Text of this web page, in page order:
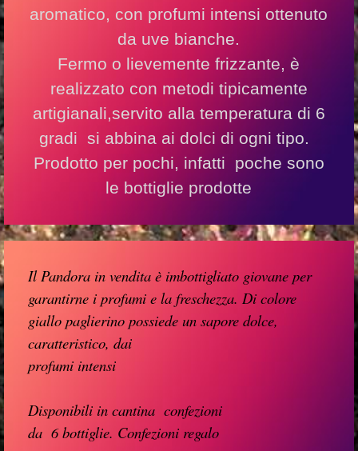
aromatico, con profumi intensi ottenuto
da uve bianche.
Fermo o lievemente frizzante, è
realizzato con metodi tipicamente
artigianali,servito alla temperatura di 6
gradi si abbina ai dolci di ogni tipo.
Prodotto per pochi, infatti poche sono
le bottiglie prodotte
Il Pandora in vendita è imbottigliato giovane per
garantirne i profumi e la freschezza. Di colore
giallo paglierino possiede un sapore dolce,
caratteristico, dai
profumi intensi
Disponibili in cantina confezioni
da 6 bottiglie. Confezioni regalo